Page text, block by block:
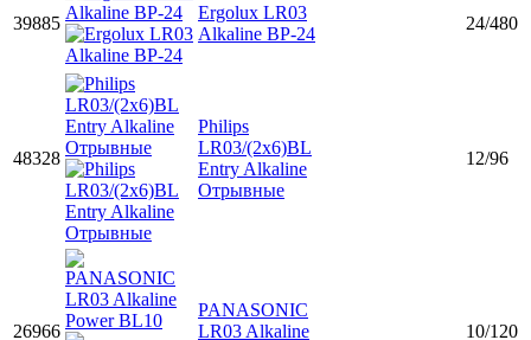
39885
Ergolux LR03
Alkaline BP-24
24/480
48328
Philips
LR03/(2x6)BL
Entry Alkaline
Отрывные
12/96
26966
PANASONIC
LR03 Alkaline
10/120